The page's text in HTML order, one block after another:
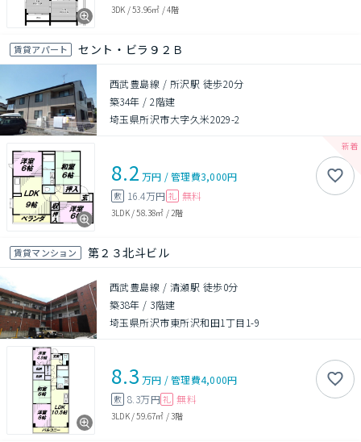
3DK /53.96㎡ /4階
賃貸アパート セント・ビラ９２Ｂ
西武豊島線 / 所沢駅 徒歩20分
築34年 /2階建
埼玉県所沢市大字久米2029-2
8.2 万円 /管理費3,000円
敷 16.4万円 礼 無料
3LDK/58.38㎡ / 2階
賃貸マンション 第２３北斗ビル
西武豊島線 / 清瀬駅 徒歩0分
築38年 / 3階建
埼玉県所沢市東所沢和田1丁目1-9
8.3 万円 /管理費4,000円
敷 8.3万円 礼 無料
3LDK/59.67㎡ /3階